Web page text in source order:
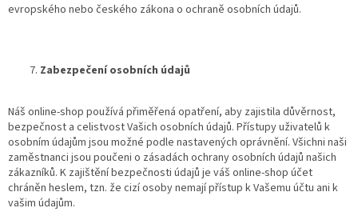
evropského nebo českého zákona o ochraně osobních údajů.
Zabezpečení osobních údajů
Náš online-shop používá přiměřená opatření, aby zajistila důvěrnost,
bezpečnost a celistvost Vašich osobních údajů. Přístupy uživatelů k
osobním údajům jsou možné podle nastavených oprávnění. Všichni naši
zaměstnanci jsou poučeni o zásadách ochrany osobních údajů našich
zákazníků. K zajištění bezpečnosti údajů je váš online-shop účet
chráněn heslem, tzn. že cizí osoby nemají přístup k Vašemu účtu ani k
vašim údajům.